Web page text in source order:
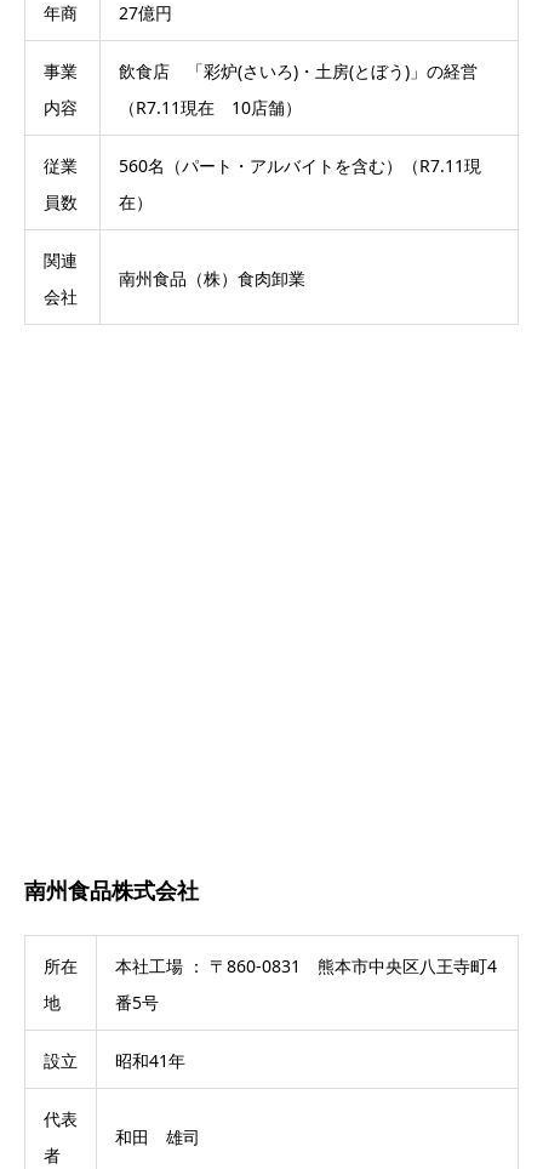
年商 27億円
事業
内容
飲食店 「彩炉(さいろ)・土房(とぼう)」の経営
（R7.11現在 10店舗）
従業
員数
560名（パート・アルバイトを含む）（R7.11現
在）
関連
会社
南州食品（株）食肉卸業
南州食品株式会社
所在
地
本社工場 ： 〒860-0831 熊本市中央区八王寺町4
番5号
設立 昭和41年
代表
者
和田 雄司